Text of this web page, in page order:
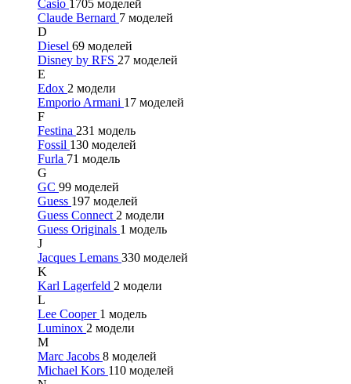
Casio 1705 моделей
Claude Bernard 7 моделей
D
Diesel 69 моделей
Disney by RFS 27 моделей
E
Edox 2 модели
Emporio Armani 17 моделей
F
Festina 231 модель
Fossil 130 моделей
Furla 71 модель
G
GC 99 моделей
Guess 197 моделей
Guess Connect 2 модели
Guess Originals 1 модель
J
Jacques Lemans 330 моделей
K
Karl Lagerfeld 2 модели
L
Lee Cooper 1 модель
Luminox 2 модели
M
Marc Jacobs 8 моделей
Michael Kors 110 моделей